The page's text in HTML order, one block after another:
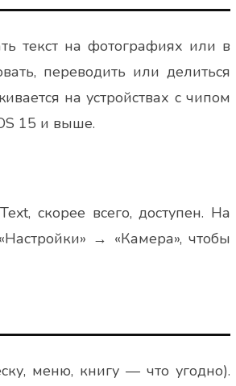
текст на фотографиях или в
переводить или делиться
на устройствах с чипом
15 и выше.
скорее всего, доступен. На
→ «Камера», чтобы
меню, книгу — что угодно).